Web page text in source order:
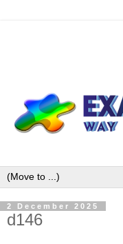
2 December 2025
d146